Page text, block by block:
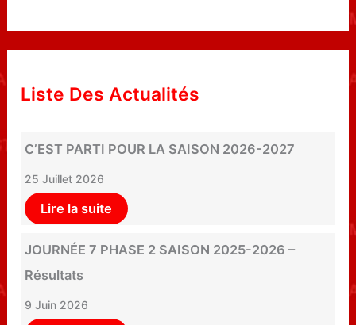
Liste Des Actualités
C’EST PARTI POUR LA SAISON 2026-2027
25 Juillet 2026
Lire la suite
JOURNÉE 7 PHASE 2 SAISON 2025-2026 –
Résultats
9 Juin 2026